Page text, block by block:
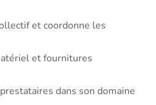
et coordonne les
et fournitures
dans son domaine